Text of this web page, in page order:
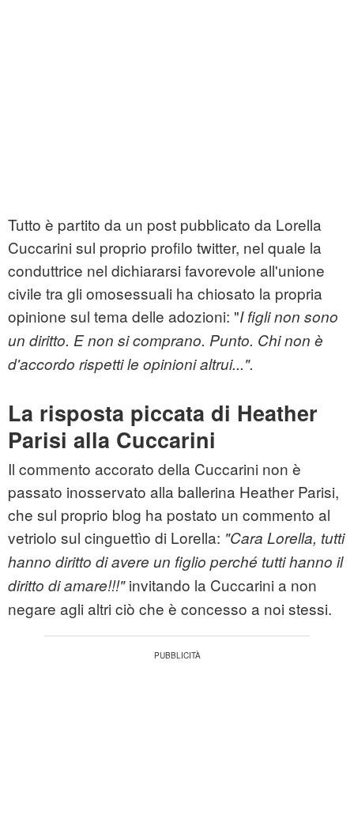
Tutto è partito da un post pubblicato da Lorella
Cuccarini sul proprio profilo twitter, nel quale la
conduttrice nel dichiararsi favorevole all'unione
civile tra gli omosessuali ha chiosato la propria
opinione sul tema delle adozioni: "I figli non sono
un diritto. E non si comprano. Punto. Chi non è
d'accordo rispetti le opinioni altrui...".
La risposta piccata di Heather
Parisi alla Cuccarini
Il commento accorato della Cuccarini non è
passato inosservato alla ballerina Heather Parisi,
che sul proprio blog ha postato un commento al
vetriolo sul cinguettìo di Lorella: "Cara Lorella, tutti
hanno diritto di avere un figlio perché tutti hanno il
diritto di amare!!!"invitando la Cuccarini a non
negare agli altri ciò che è concesso a noi stessi.